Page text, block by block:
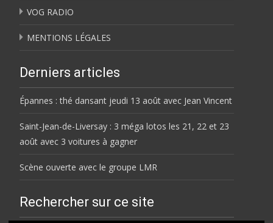
VOG RADIO
MENTIONS LÉGALES
Derniers articles
Épannes : thé dansant jeudi 13 août avec Jean Vincent
Saint-Jean-de-Liversay : 3 méga lotos les 21, 22 et 23
août avec 3 voitures à gagner
Scène ouverte avec le groupe LMR
Rechercher sur ce site